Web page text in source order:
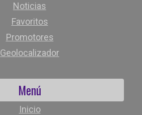
Noticias
Favoritos
Promotores
Geolocalizador
Menú
Inicio